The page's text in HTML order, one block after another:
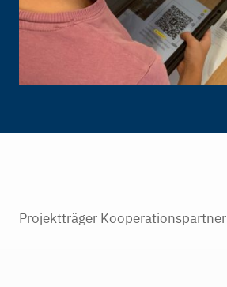
Projektträger Kooperationspartner